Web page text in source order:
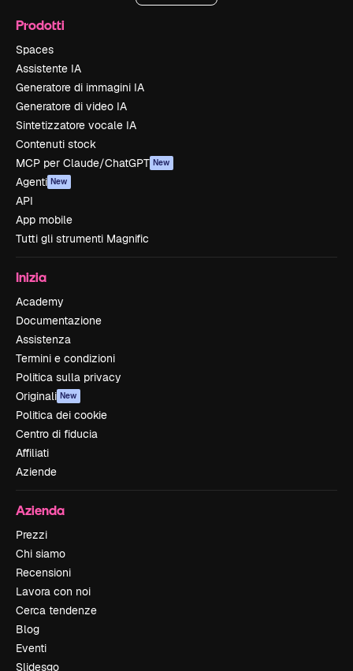
Prodotti
Spaces
Assistente IA
Generatore di immagini IA
Generatore di video IA
Sintetizzatore vocale IA
Contenuti stock
MCP per Claude/ChatGPT New
Agenti New
API
App mobile
Tutti gli strumenti Magnific
Inizia
Academy
Documentazione
Assistenza
Termini e condizioni
Politica sulla privacy
Originali New
Politica dei cookie
Centro di fiducia
Affiliati
Aziende
Azienda
Prezzi
Chi siamo
Recensioni
Lavora con noi
Cerca tendenze
Blog
Eventi
Slidesgo